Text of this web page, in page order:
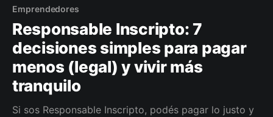
Emprendedores
Responsable Inscripto: 7
decisiones simples para pagar
menos (legal) y vivir más
tranquilo
Si sos Responsable Inscripto, podés pagar lo justo y